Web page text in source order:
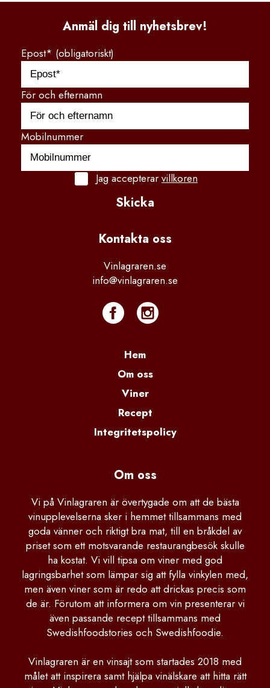
Anmäl dig till nyhetsbrev!
Epost* (obligatoriskt)
För och efternamn
Mobilnummer
Jag accepterar villkoren
Skicka
Kontakta oss
Vinlagraren.se
info@vinlagraren.se
Hem
Om oss
Viner
Recept
Integritetspolicy
Om oss
Vi på Vinlagraren är övertygade om att de bästa
vinupplevelserna sker i hemmet tillsammans med
goda vänner och riktigt bra mat, till en bråkdel av
priset som ett motsvarande restaurangbesök skulle
ha kostat. Vi vill tipsa om viner med god
lagringsbarhet som lämpar sig att fylla vinkylen med,
men även viner som är redo att drickas precis som
de är. Förutom att informera om vin presenterar vi
även passande recept tillsammans med
Swedishfoodstories och Swedishfoodie.
Vinlagraren är en vinsajt som startades 2018 med
målet att inspirera samt hjälpa vinälskare att hitta rätt